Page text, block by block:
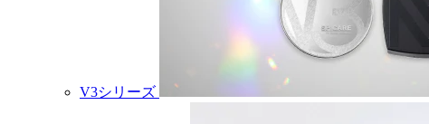
V3シリーズ